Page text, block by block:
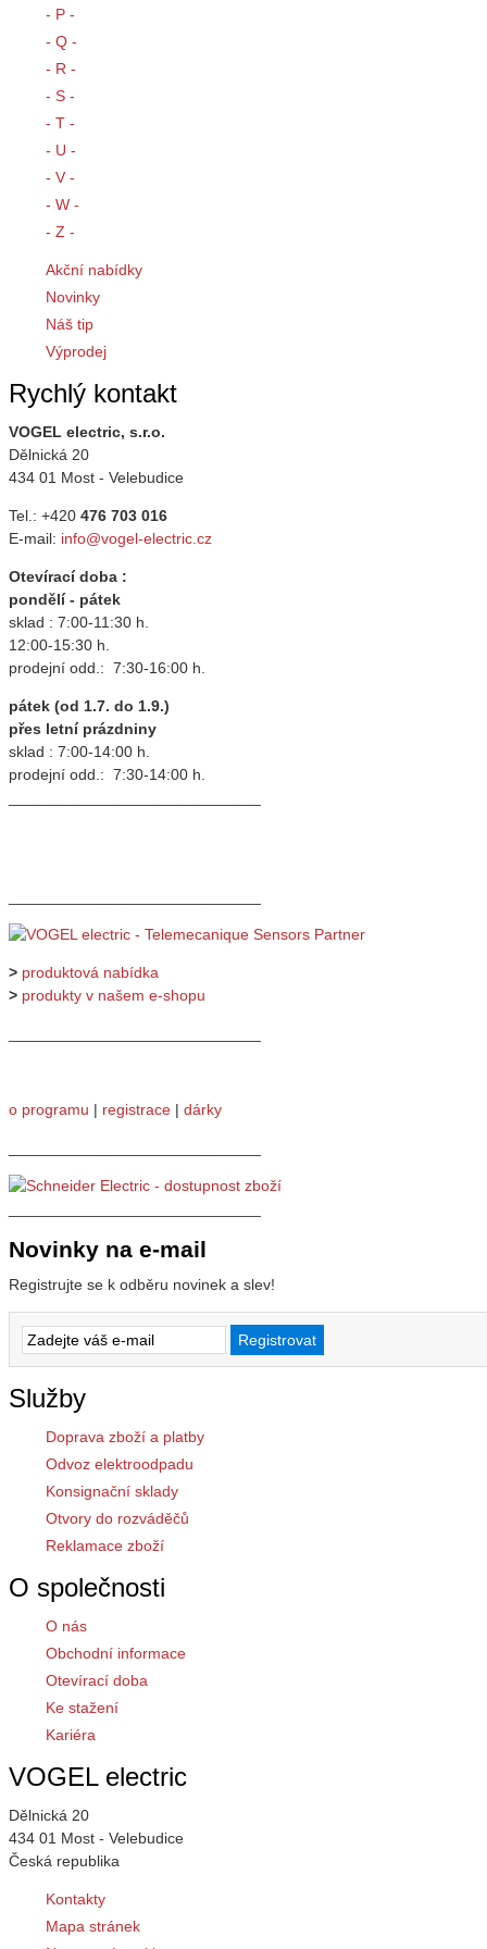
- P -
- Q -
- R -
- S -
- T -
- U -
- V -
- W -
- Z -
Akční nabídky
Novinky
Náš tip
Výprodej
Rychlý kontakt
VOGEL electric, s.r.o.
Dělnická 20
434 01 Most - Velebudice
Tel.: +420 476 703 016
E-mail: info@vogel-electric.cz
Otevírací doba :
pondělí - pátek
sklad : 7:00-11:30 h.
12:00-15:30 h.
prodejní odd.: 7:30-16:00 h.
pátek (od 1.7. do 1.9.)
přes letní prázdniny
sklad : 7:00-14:00 h.
prodejní odd.: 7:30-14:00 h.
> produktová nabídka
> produkty v našem e-shopu
o programu | registrace | dárky
Novinky na e-mail
Registrujte se k odběru novinek a slev!
Služby
Doprava zboží a platby
Odvoz elektroodpadu
Konsignační sklady
Otvory do rozváděčů
Reklamace zboží
O společnosti
O nás
Obchodní informace
Otevírací doba
Ke stažení
Kariéra
VOGEL electric
Dělnická 20
434 01 Most - Velebudice
Česká republika
Kontakty
Mapa stránek